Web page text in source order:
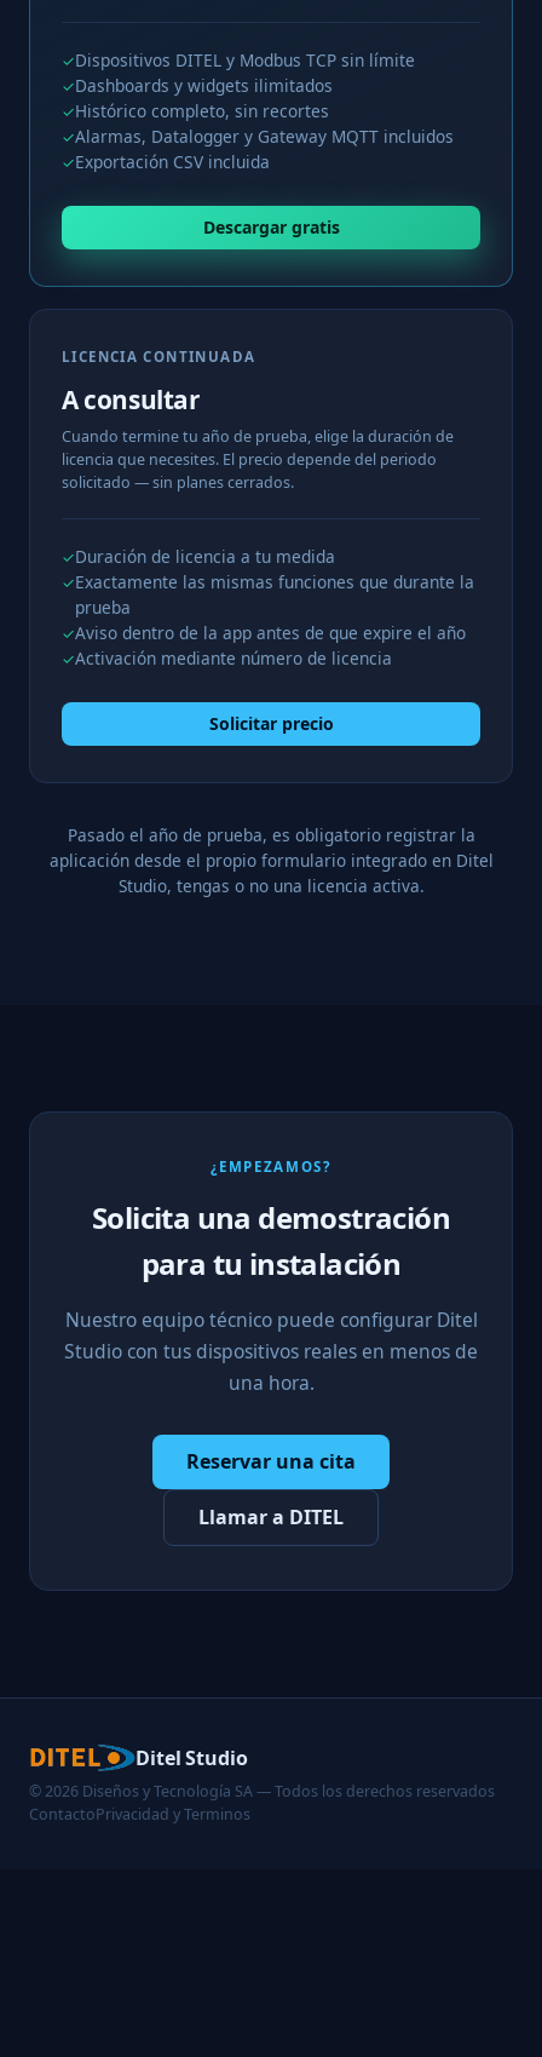
✓Dispositivos DITEL y Modbus TCP sin límite
✓Dashboards y widgets ilimitados
✓Histórico completo, sin recortes
✓Alarmas, Datalogger y Gateway MQTT incluidos
✓Exportación CSV incluida
Descargar gratis
LICENCIA CONTINUADA
A consultar
Cuando termine tu año de prueba, elige la duración de
licencia que necesites. El precio depende del periodo
solicitado — sin planes cerrados.
✓Duración de licencia a tu medida
✓Exactamente las mismas funciones que durante la
prueba
✓Aviso dentro de la app antes de que expire el año
✓Activación mediante número de licencia
Solicitar precio
Pasado el año de prueba, es obligatorio registrar la
aplicación desde el propio formulario integrado en Ditel
Studio, tengas o no una licencia activa.
¿EMPEZAMOS?
Solicita una demostración
para tu instalación
Nuestro equipo técnico puede configurar Ditel
Studio con tus dispositivos reales en menos de
una hora.
Reservar una cita
Llamar a DITEL
Ditel Studio
© 2026 Diseños y Tecnología SA — Todos los derechos reservados
ContactoPrivacidad y Terminos